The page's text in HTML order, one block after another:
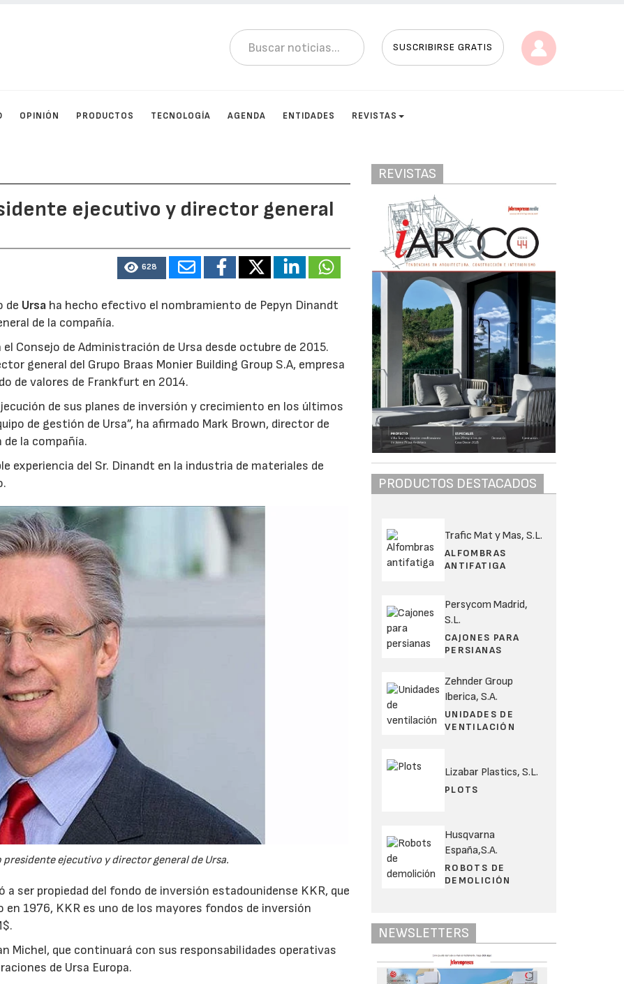
SUSCRIBIRSE GRATIS
OPINIÓN PRODUCTOS TECNOLOGÍA AGENDA ENTIDADES REVISTAS
ejecutivo y director general
628
de Ursa ha hecho efectivo el nombramiento de Pepyn Dinandt
de la compañía.
Consejo de Administración de Ursa desde octubre de 2015.
general del Grupo Braas Monier Building Group S.A, empresa
de valores de Frankfurt en 2014.
de sus planes de inversión y crecimiento en los últimos
de gestión de Ursa”, ha afirmado Mark Brown, director de
la compañía.
experiencia del Sr. Dinandt en la industria de materiales de
presidente ejecutivo y director general de Ursa.
a ser propiedad del fondo de inversión estadounidense KKR, que
1976, KKR es uno de los mayores fondos de inversión
Michel, que continuará con sus responsabilidades operativas
de Ursa Europa.
REVISTAS
PRODUCTOS DESTACADOS
Trafic Mat y Mas, S.L.
ALFOMBRAS
ANTIFATIGA
Persycom Madrid,
S.L.
CAJONES PARA
PERSIANAS
Zehnder Group
Iberica, S.A.
UNIDADES DE
VENTILACIÓN
Lizabar Plastics, S.L.
PLOTS
Husqvarna
España,S.A.
ROBOTS DE
DEMOLICIÓN
NEWSLETTERS